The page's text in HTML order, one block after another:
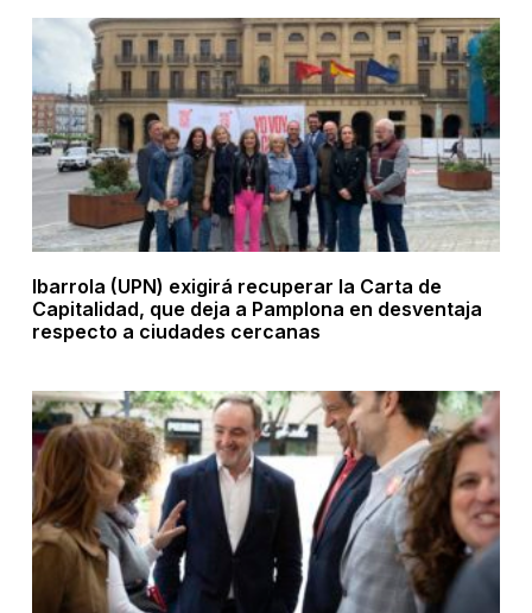
Ibarrola (UPN) exigirá recuperar la Carta de
Capitalidad, que deja a Pamplona en desventaja
respecto a ciudades cercanas